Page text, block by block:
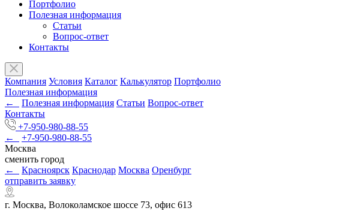
Портфолио
Полезная информация
Статьи
Вопрос-ответ
Контакты
Компания Условия Каталог Калькулятор Портфолио
Полезная информация
←
Полезная информация Статьи Вопрос-ответ
Контакты
+7-950-980-88-55
←
+7-950-980-88-55
Москва
сменить город
←
Красноярск Краснодар Москва Оренбург
отправить заявку
г. Москва, Волоколамское шоссе 73, офис 613